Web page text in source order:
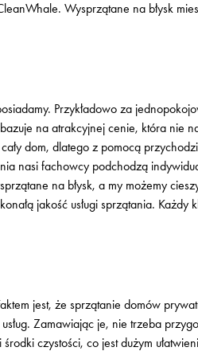
Wysprzątane na błysk
Przykładowo za
na atrakcyjnej cenie, która nie
dom, dlatego z pomocą
nasi fachowcy podchodzą
na błysk, a my możemy
jakość usługi sprzątania. Każdy
jest, że sprzątanie domów
Zamawiając je, nie trzeba
czystości, co jest dużym